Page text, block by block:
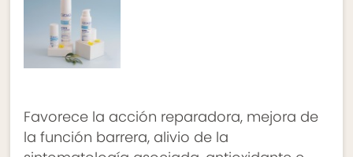
Favorece la acción reparadora, mejora de
la función barrera, alivio de la